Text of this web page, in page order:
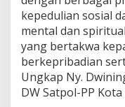
kepedulian sosial
mental dan
yang bertakwa
berkepribadian
Ungkap Ny.
DW Satpol-PP